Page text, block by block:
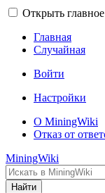
Открыть
Главная
Случайная
Войти
Настройки
О MiningWiki
Отказ от
MiningWiki
Найти